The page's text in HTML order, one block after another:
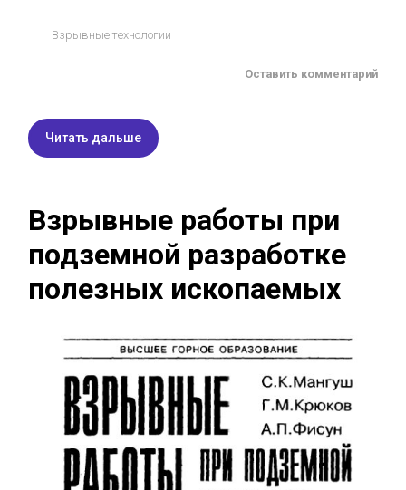
Взрывные технологии
Оставить комментарий
Читать дальше
Взрывные работы при
подземной разработке
полезных ископаемых